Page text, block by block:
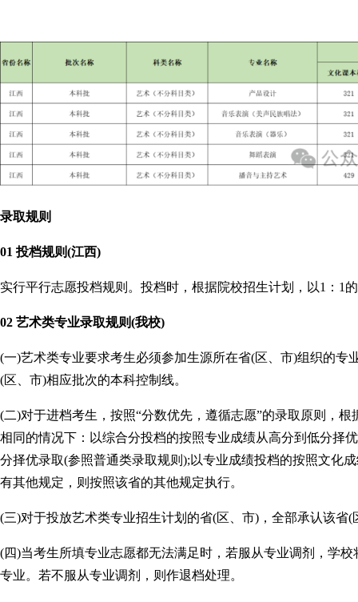
录取规则
01 投档规则(江西)
实行平行志愿投档规则。投档时，根据院校招生计划，以1：1
02 艺术类专业录取规则(我校)
(一)艺术类专业要求考生必须参加生源所在省(区、市)组织的
(区、市)相应批次的本科控制线。
(二)对于进档考生，按照“分数优先，遵循志愿”的录取原则，
相同的情况下：以综合分投档的按照专业成绩从高分到低分择
分择优录取(参照普通类录取规则);以专业成绩投档的按照文化
有其他规定，则按照该省的其他规定执行。
(三)对于投放艺术类专业招生计划的省(区、市)，全部承认该省
(四)当考生所填专业志愿都无法满足时，若服从专业调剂，学
专业。若不服从专业调剂，则作退档处理。